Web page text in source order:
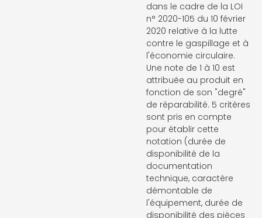
dans le cadre de la LOI
n° 2020-105 du 10 février
2020 relative à la lutte
contre le gaspillage et à
l'économie circulaire.
Une note de 1 à 10 est
attribuée au produit en
fonction de son "degré"
de réparabilité. 5 critères
sont pris en compte
pour établir cette
notation (durée de
disponibilité de la
documentation
technique, caractère
démontable de
l'équipement, durée de
disponibilité des pièces